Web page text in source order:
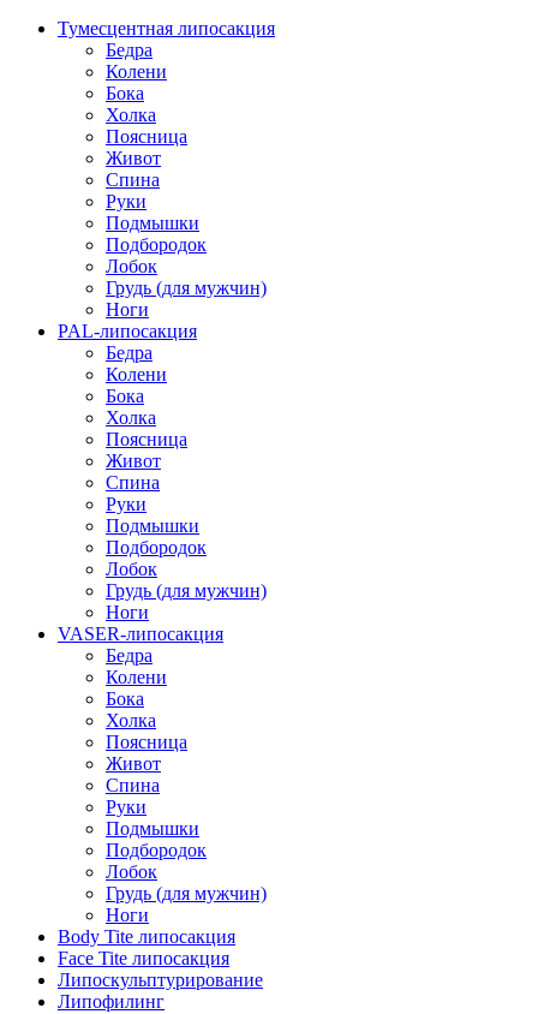
Тумесцентная липосакция
Бедра
Колени
Бока
Холка
Поясница
Живот
Спина
Руки
Подмышки
Подбородок
Лобок
Грудь (для мужчин)
Ноги
PAL-липосакция
Бедра
Колени
Бока
Холка
Поясница
Живот
Спина
Руки
Подмышки
Подбородок
Лобок
Грудь (для мужчин)
Ноги
VASER-липосакция
Бедра
Колени
Бока
Холка
Поясница
Живот
Спина
Руки
Подмышки
Подбородок
Лобок
Грудь (для мужчин)
Ноги
Body Tite липосакция
Face Tite липосакция
Липоскульптурирование
Липофилинг